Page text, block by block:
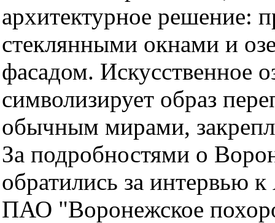
архитектурное решение:
стеклянными окнами и
фасадом. Искусственное
символизирует образ
обычным мирами,
За подробностями о
обратились за интервью
ПАО "Воронежское